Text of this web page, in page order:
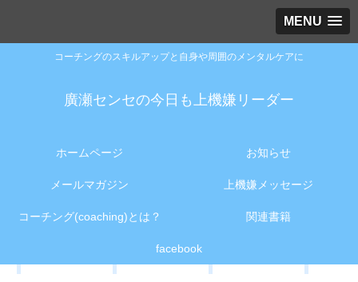
MENU
コーチングのスキルアップと自身や周囲のメンタルケアに
廣瀬センセの今日も上機嫌リーダー
ホームページ お知らせ
メールマガジン 上機嫌メッセージ
コーチング(coaching)とは？ 関連書籍
facebook